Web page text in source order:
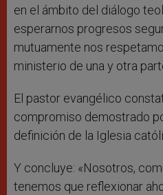
en el ámbito del diálogo
esperarnos progresos
mutuamente nos
ministerio de una y otra
El pastor evangélico
compromiso demostrado
definición de la Iglesia
Y concluye: «Nosotros,
tenemos que reflexionar